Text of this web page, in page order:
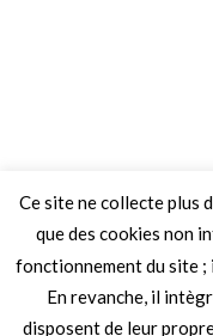
Ce site ne collecte plus
que des cookies non
fonctionnement du site ;
En revanche, il
disposent de leur